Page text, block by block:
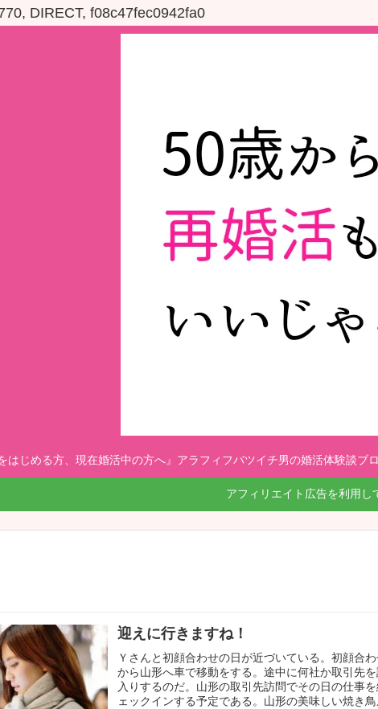
DIRECT, f08c47fec0942fa0
はじめる方、現在婚活中の方へ』アラフィフバツイチ男の婚活体験談ブ
アフィリエイト広告を利用し
迎えに行きますね！
Ｙさんと初顔合わせの日が近づいている。初顔合
から山形へ車で移動をする。途中に何社か取引先
入りするのだ。山形の取引先訪問でその日の仕事
ェックインする予定である。山形の美味しい焼き